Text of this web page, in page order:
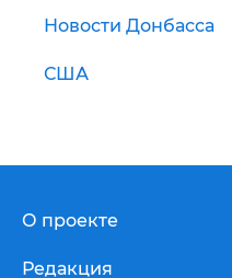
Новости Донбасса
США
О проекте
Редакция